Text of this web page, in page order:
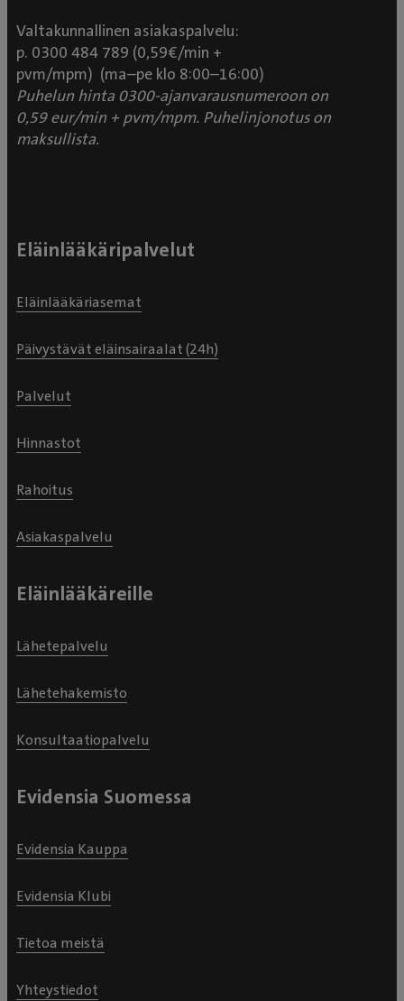
Valtakunnallinen asiakaspalvelu:
p. 0300 484 789 (0,59€/min +
pvm/mpm) (ma–pe klo 8:00–16:00)
Puhelun hinta 0300-ajanvarausnumeroon on
0,59 eur/min + pvm/mpm. Puhelinjonotus on
maksullista.
Eläinlääkäripalvelut
Eläinlääkäriasemat
Päivystävät eläinsairaalat (24h)
Palvelut
Hinnastot
Rahoitus
Asiakaspalvelu
Eläinlääkäreille
Lähetepalvelu
Lähetehakemisto
Konsultaatiopalvelu
Evidensia Suomessa
Evidensia Kauppa
Evidensia Klubi
Tietoa meistä
Yhteystiedot